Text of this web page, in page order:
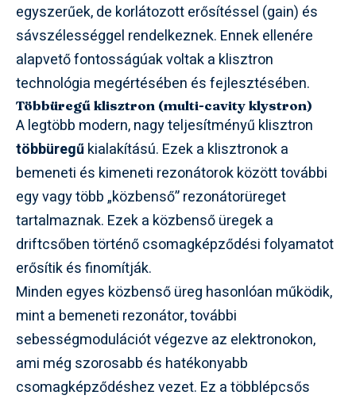
egyszerűek, de korlátozott erősítéssel (gain) és
sávszélességgel rendelkeznek. Ennek ellenére
alapvető fontosságúak voltak a klisztron
technológia megértésében és fejlesztésében.
Többüregű klisztron (multi-cavity klystron)
A legtöbb modern, nagy teljesítményű klisztron
többüregűkialakítású. Ezek a klisztronok a
bemeneti és kimeneti rezonátorok között további
egy vagy több „közbenső” rezonátorüreget
tartalmaznak. Ezek a közbenső üregek a
driftcsőben történő csomagképződési folyamatot
erősítik és finomítják.
Minden egyes közbenső üreg hasonlóan működik,
mint a bemeneti rezonátor, további
sebességmodulációt végezve az elektronokon,
ami még szorosabb és hatékonyabb
csomagképződéshez vezet. Ez a többlépcsős